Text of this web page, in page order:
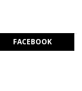
FACEBOOK